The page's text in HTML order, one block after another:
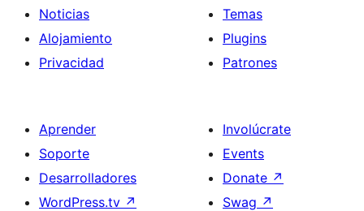
Noticias
Alojamiento
Privacidad
Temas
Plugins
Patrones
Aprender
Soporte
Desarrolladores
WordPress.tv ↗
Involúcrate
Events
Donate ↗
Swag ↗